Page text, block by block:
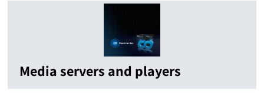
Media servers and players